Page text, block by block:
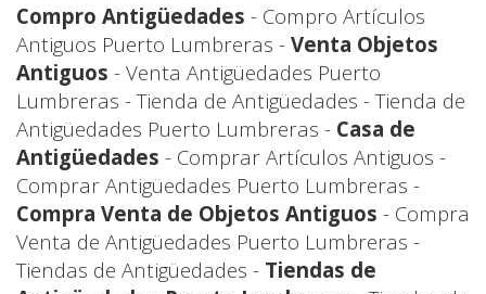
Compro Antigüedades - Compro Artículos
Antiguos Puerto Lumbreras - Venta Objetos
Antiguos - Venta Antigüedades Puerto
Lumbreras - Tienda de Antigüedades - Tienda de
Antigüedades Puerto Lumbreras - Casa de
Antigüedades - Comprar Artículos Antiguos -
Comprar Antigüedades Puerto Lumbreras -
Compra Venta de Objetos Antiguos - Compra
Venta de Antigüedades Puerto Lumbreras -
Tiendas de Antigüedades - Tiendas de